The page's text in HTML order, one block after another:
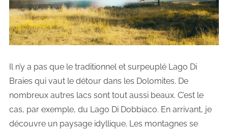
Il n’y a pas que le traditionnel et surpeuplé Lago Di
Braies qui vaut le détour dans les Dolomites. De
nombreux autres lacs sont tout aussi beaux. C’est le
cas, par exemple, du Lago Di Dobbiaco. En arrivant, je
découvre un paysage idyllique. Les montagnes se